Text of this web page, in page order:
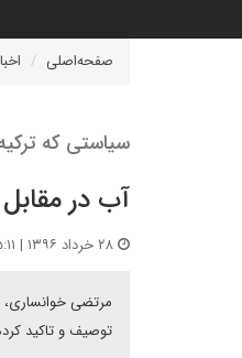
صفحه‌اصلی
سیاستی که
آب در
مرتضی خوانساری،
توصیف و تاکید